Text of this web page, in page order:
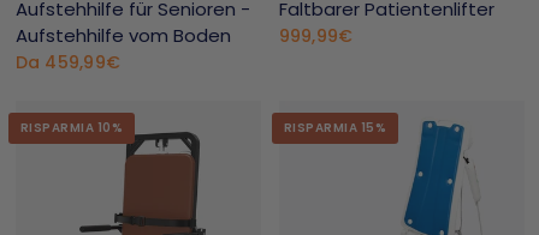
Aufstehhilfe für Senioren -
Aufstehhilfe vom Boden
Da 459,99€
Faltbarer Patientenlifter
999,99€
RISPARMIA 10% RISPARMIA 15%